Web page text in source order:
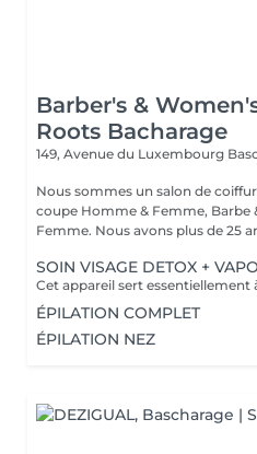
Barber's &
Roots Bacharage
149, Avenue du Luxembourg
Nous sommes un salon de
coupe Homme & Femme, Barbe
Femme. Nous avons plus de 25
SOIN VISAGE DETOX +
ÉPILATION COMPLET
ÉPILATION NEZ